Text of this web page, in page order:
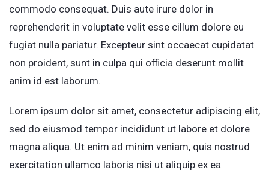
commodo consequat. Duis aute irure dolor in
reprehenderit in voluptate velit esse cillum dolore eu
fugiat nulla pariatur. Excepteur sint occaecat cupidatat
non proident, sunt in culpa qui officia deserunt mollit
anim id est laborum.
Lorem ipsum dolor sit amet, consectetur adipiscing elit,
sed do eiusmod tempor incididunt ut labore et dolore
magna aliqua. Ut enim ad minim veniam, quis nostrud
exercitation ullamco laboris nisi ut aliquip ex ea